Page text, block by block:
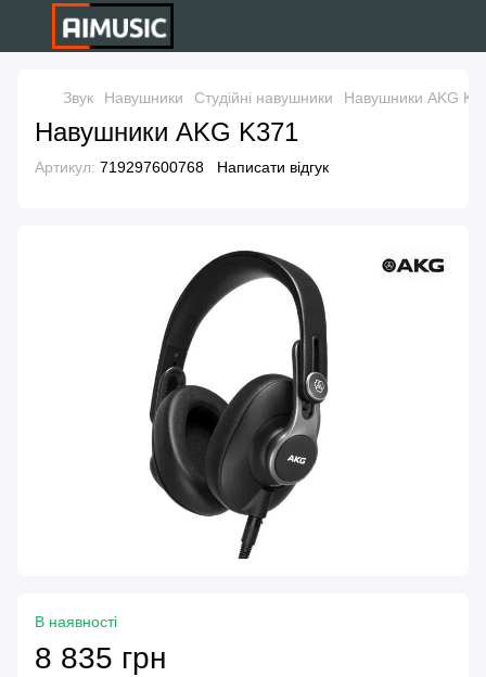
Звук Навушники Студійні навушники Навушники AKG
Навушники AKG K371
Артикул: 719297600768 Написати відгук
В наявності
8 835 грн